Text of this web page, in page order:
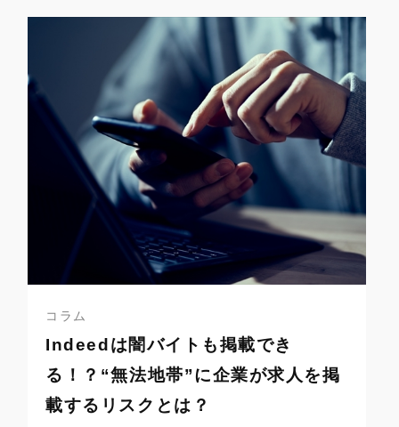
コラム
Indeedは闇バイトも掲載でき
る！？“無法地帯”に企業が求人を掲
載するリスクとは？